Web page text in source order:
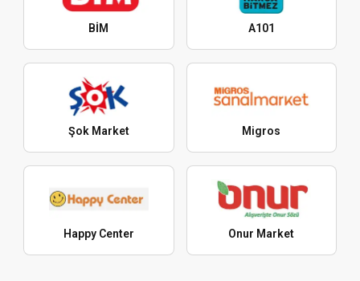
BİM A101
Şok Market Migros
Happy Center Onur Market